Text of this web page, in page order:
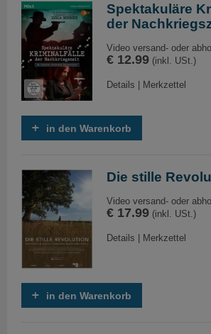
Spektakuläre
der
Video versand- oder
€ 12.99 (inkl. USt.)
Details | Merkzettel
in den Warenkorb
Die stille
Video versand- oder
€ 17.99 (inkl. USt.)
Details | Merkzettel
in den Warenkorb